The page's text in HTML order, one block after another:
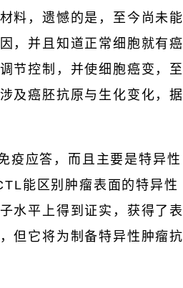
料，遗憾的是，至今尚未能
，并且知道正常细胞就有癌
节控制，并使细胞癌变，至
及癌胚抗原与生化变化，据
疫应答，而且主要是特异性
能区别肿瘤表面的特异性
水平上得到证实，获得了表
但它将为制备特异性肿瘤抗